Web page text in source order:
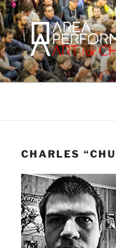
Salta
al
contenuto
AREA
Sito ufficiale della
CHARLES